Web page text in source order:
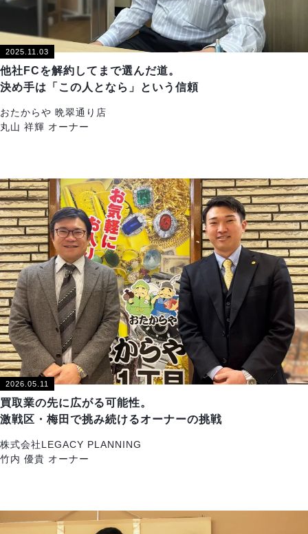
2025.11.03
他社FCを解約してまで選んだ道。
決め手は「この人となら」という信頼
おたからや 晩翠通り店
丸山 祥輝 オーナー
2026.05.11
買取業の先に広がる可能性。
激戦区・梅田で挑み続けるオーナーの挑戦
株式会社LEGACY PLANNING
竹内 優貴 オーナー